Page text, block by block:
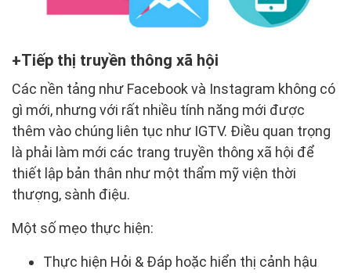
Tiếp thị truyền thông xã hội
Các nền tảng như Facebook và Instagram không có
gì mới, nhưng với rất nhiều tính năng mới được
thêm vào chúng liên tục như IGTV. Điều quan trọng
là phải làm mới các trang truyền thông xã hội để
thiết lập bản thân như một thẩm mỹ viện thời
thượng, sành điệu.
Một số mẹo thực hiện:
Thực hiện Hỏi & Đáp hoặc hiển thị cảnh hậu